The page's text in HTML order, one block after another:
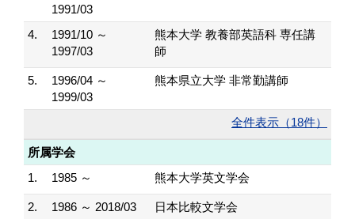
1991/03
4.
1991/10 ～
1997/03
熊本大学 教養部英語科 専任講
師
5.
1996/04 ～
1999/03
熊本県立大学 非常勤講師
全件表示（18件）
所属学会
1.
1985 ～ 熊本大学英文学会
2. 1986 ～ 2018/03 日本比較文学会